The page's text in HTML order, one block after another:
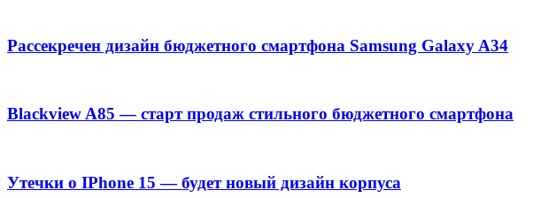
Рассекречен дизайн бюджетного смартфона Samsung Galaxy A34
Blackview A85 — старт продаж стильного бюджетного смартфона
Утечки о IPhone 15 — будет новый дизайн корпуса